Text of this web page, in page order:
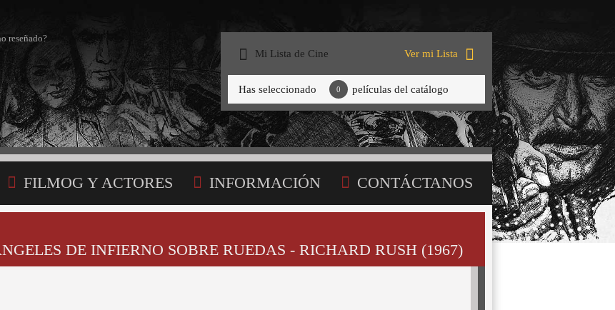
reseñado?
Mi Lista de Cine Ver mi Lista
Has seleccionado 0 películas del catálogo
FILMOG Y ACTORES INFORMACIÓN CONTÁCTANOS
DE INFIERNO SOBRE RUEDAS - RICHARD RUSH (1967)